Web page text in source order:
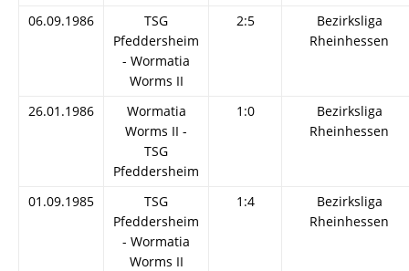
06.09.1986
TSG
Pfeddersheim
- Wormatia
Worms II
2:5
Bezirksliga
Rheinhessen
26.01.1986
Wormatia
Worms II -
TSG
Pfeddersheim
1:0
Bezirksliga
Rheinhessen
01.09.1985
TSG
Pfeddersheim
- Wormatia
Worms II
1:4
Bezirksliga
Rheinhessen